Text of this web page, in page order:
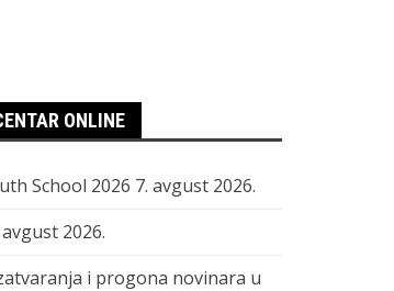
ONLINE
School 2026 7. avgust 2026.
avgust 2026.
i progona novinara u